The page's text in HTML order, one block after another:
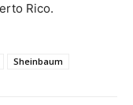
Rico.
Sheinbaum